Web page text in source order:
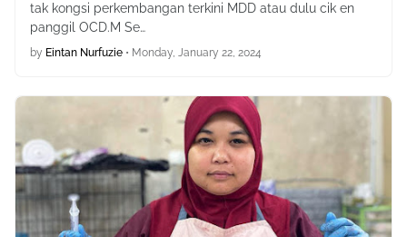
tak kongsi perkembangan terkini MDD atau dulu cik en
panggil OCD.M Se…
by Eintan Nurfuzie • Monday, January 22, 2024